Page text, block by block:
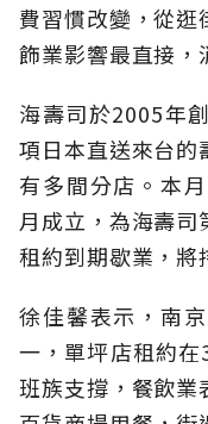
費習慣改變，從
飾業影響最直接，
海壽司於2005年
項日本直送來台的
有多間分店。本
月成立，為海壽
租約到期歇業，將
徐佳馨表示，南
一，單坪店租約
班族支撐，餐飲業